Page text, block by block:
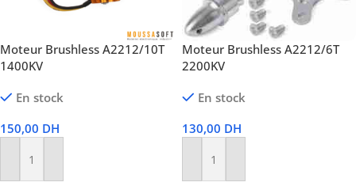
Moteur Brushless A2212/10T
1400KV
En stock
150,00 DH
Ajouter Au Panier
Moteur Brushless A2212/6T
2200KV
En stock
130,00 DH
Ajouter Au Panier